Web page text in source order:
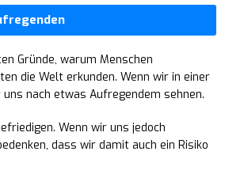
Gründe, warum Menschen
die Welt erkunden. Wenn wir in einer
nach etwas Aufregendem sehnen.
Wenn wir uns jedoch
dass wir damit auch ein Risiko